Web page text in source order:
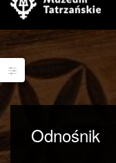
Odnośnik